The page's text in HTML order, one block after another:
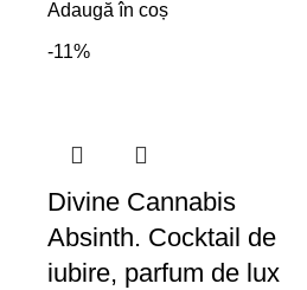
Adaugă în coș
-11%
Divine Cannabis
Absinth. Cocktail de
iubire, parfum de lux